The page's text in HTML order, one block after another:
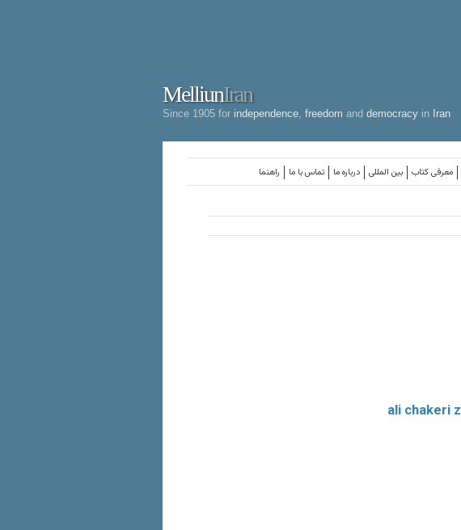
MelliunIran
Since 1905 for independence freedom and democracy in Iran
راهنما تماس با ما درباره ما بین المللی معرفی کتاب